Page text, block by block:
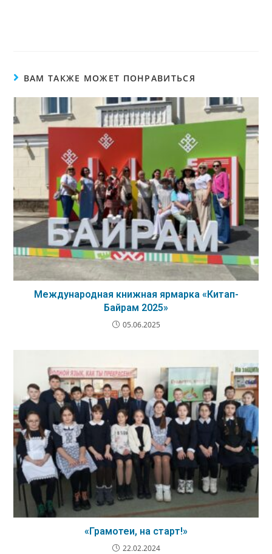
ВАМ ТАКЖЕ МОЖЕТ ПОНРАВИТЬСЯ
Международная книжная ярмарка «Китап-
Байрам 2025»
05.06.2025
«Грамотеи, на старт!»
22.02.2024